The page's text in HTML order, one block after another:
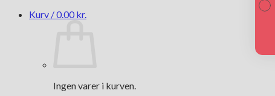
Kurv /0.00 kr.
Ingen varer i kurven.